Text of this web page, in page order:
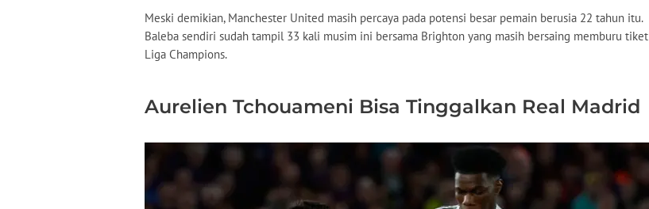
Meski demikian, Manchester United masih percaya pada potensi besar pemain berusia 22 tahun itu.
Baleba sendiri sudah tampil 33 kali musim ini bersama Brighton yang masih bersaing memburu tiket
Liga Champions.
Aurelien Tchouameni Bisa Tinggalkan Real Madrid